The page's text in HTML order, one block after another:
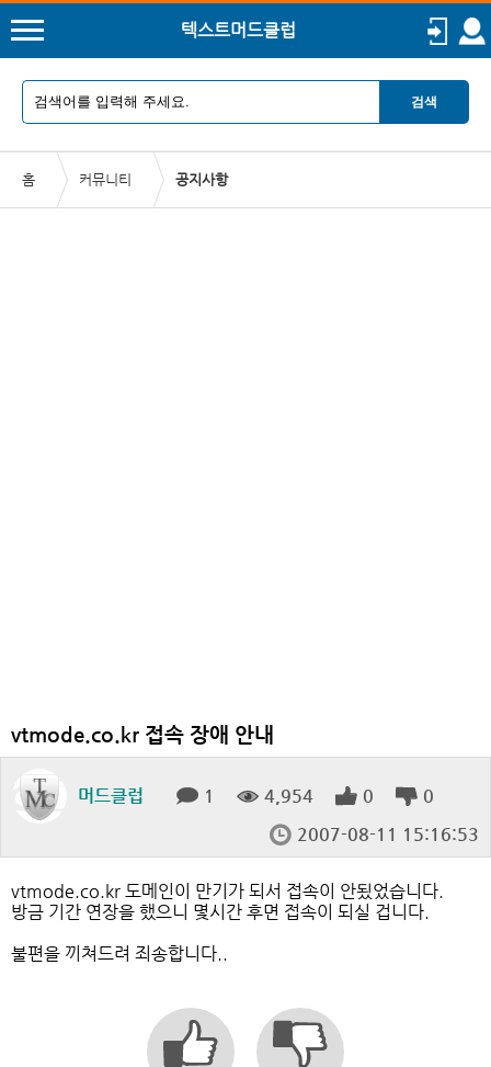
텍스트머드클럽
검색
홈 커뮤니티 공지사항
vtmode.co.kr 접속 장애 안내
머드클럽 1 4,954 0
0
2007-08-11 15:16:53
vtmode.co.kr 도메인이 만기가 되서 접속이 안됬었습니다.
방금 기간 연장을 했으니 몇시간 후면 접속이 되실 겁니다.
불편을 끼쳐드려 죄송합니다..